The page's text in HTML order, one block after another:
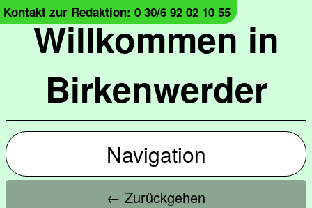
Willkommen in
Birkenwerder
Kontakt zur Redaktion: 0 30/6 92 02 10 55
Navigation
← Zurückgehen